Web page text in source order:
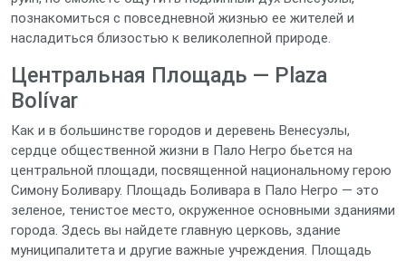
познакомиться с повседневной жизнью ее жителей и
насладиться близостью к великолепной природе.
Центральная Площадь — Plaza
Bolívar
Как и в большинстве городов и деревень Венесуэлы,
сердце общественной жизни в Пало Негро бьется на
центральной площади, посвященной национальному герою
Симону Боливару. Площадь Боливара в Пало Негро — это
зеленое, тенистое место, окруженное основными зданиями
города. Здесь вы найдете главную церковь, здание
муниципалитета и другие важные учреждения. Площадь